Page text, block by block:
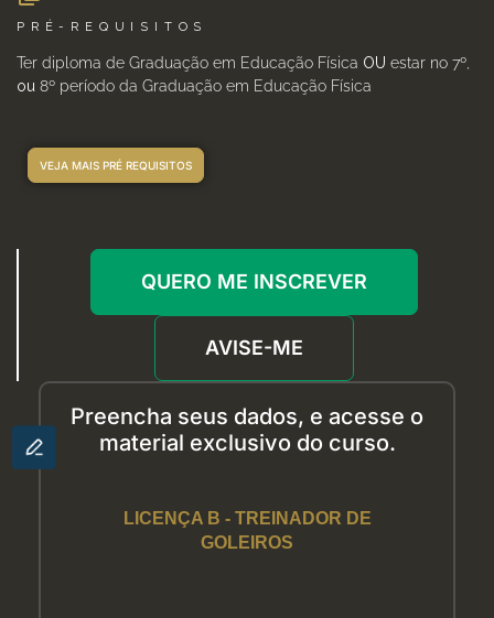
PRÉ-REQUISITOS
Ter diploma de Graduação em Educação Física OU estar no 7º,
ou 8º período da Graduação em Educação Física
VEJA MAIS PRÉ REQUISITOS
QUERO ME INSCREVER
AVISE-ME
Preencha seus dados, e acesse o
material exclusivo do curso.
LICENÇA B - TREINADOR DE
GOLEIROS